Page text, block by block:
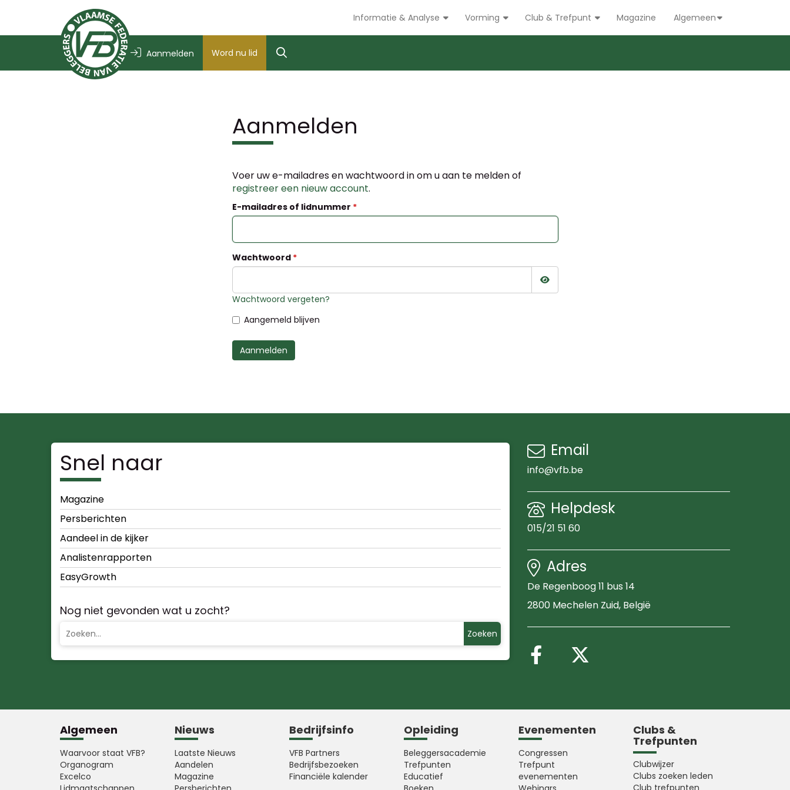
Informatie & Analyse Vorming Club & Trefpunt Magazine Algemeen
Aanmelden Word nu lid
Aanmelden
Voer uw e-mailadres en wachtwoord in om u aan te melden of
registreer een nieuw account.
E-mailadres of lidnummer
Wachtwoord
Wachtwoord tonen
Wachtwoord vergeten?
Aangemeld blijven
Aanmelden
Snel naar
Magazine
Persberichten
Aandeel in de kijker
Analistenrapporten
EasyGrowth
Nog niet gevonden wat u zocht?
Zoeken
Email
info@vfb.be
Helpdesk
015/21 51 60
Adres
De Regenboog 11 bus 14
2800 Mechelen Zuid, België
Volg ons op Facebook
Algemeen
Waarvoor staat VFB?
Organogram
Excelco
Nieuws
Laatste Nieuws
Aandelen
Magazine
Bedrijfsinfo
VFB Partners
Bedrijfsbezoeken
Financiële kalender
Opleiding
Beleggersacademie
Trefpunten
Educatief
Evenementen
Congressen
Trefpunt
evenementen
Clubs &
Trefpunten
Clubwijzer
Clubs zoeken leden
Club trefpunten